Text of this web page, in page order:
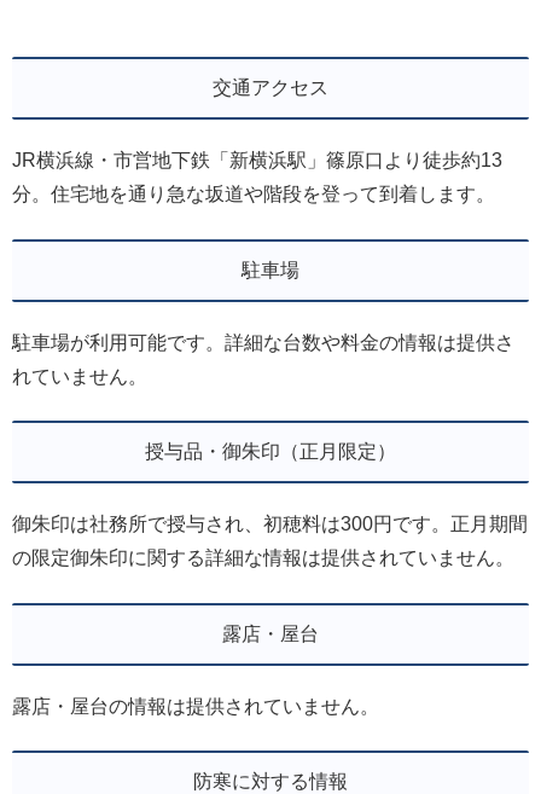
交通アクセス
JR横浜線・市営地下鉄「新横浜駅」篠原口より徒歩約13
分。住宅地を通り急な坂道や階段を登って到着します。
駐車場
駐車場が利用可能です。詳細な台数や料金の情報は提供さ
れていません。
授与品・御朱印（正月限定）
御朱印は社務所で授与され、初穂料は300円です。正月期間
の限定御朱印に関する詳細な情報は提供されていません。
露店・屋台
露店・屋台の情報は提供されていません。
防寒に対する情報